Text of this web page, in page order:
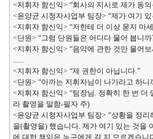
<지휘자 함신익> “회사의 지시로 제가 동
<윤양균 시청자사업부 팀장> “제가 여기
<지휘자 함신익> “저한테 더 이상 묻지 마
<단원> “그럼 단원들은 어디다 물어 봅니까
<지휘자 함신익> “음악에 관한 것만 물어
......
<지휘자 함신익> “제 권한이 아닙니다.”
<단원> “아까는 지휘자님이 나가라고 하니
<지휘자 함신익> “팀장님. 정확히 한 번
라 촬영을 말함-필자 주)
<윤양균 시청자사업부 팀장> “상황을 정
을(촬영을) 했습니다. 제가 여기 있는 것을
에 대한 책임은 누구에게 갈 지 모르겠습